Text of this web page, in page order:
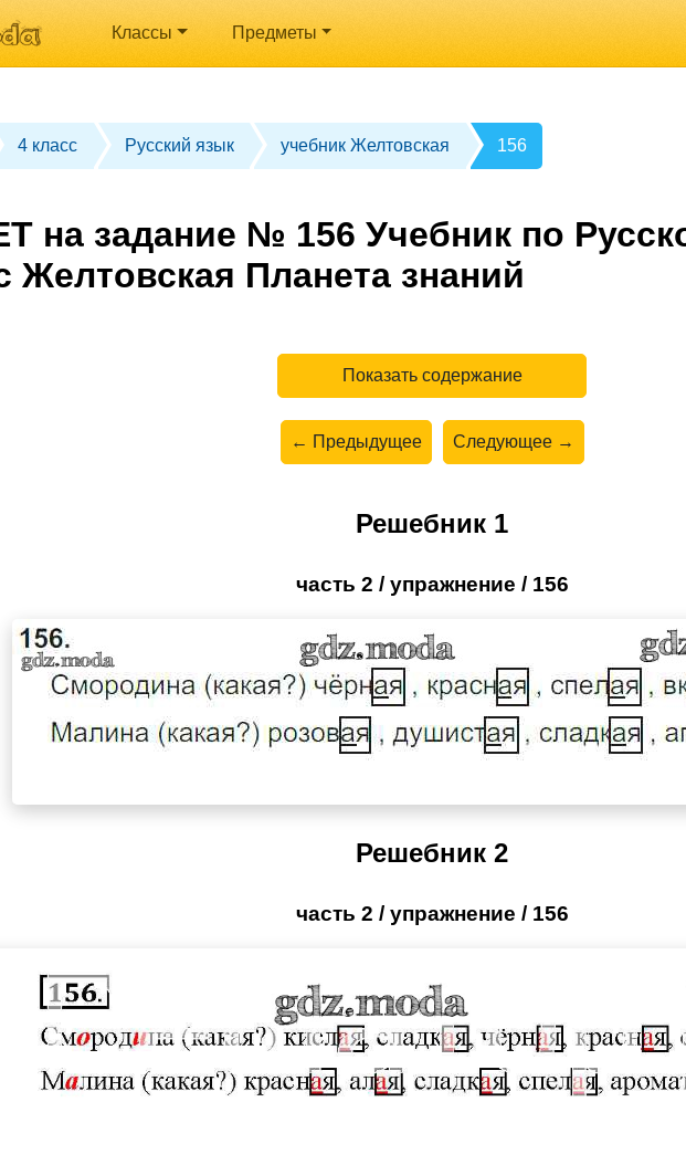
Классы Предметы
4 класс Русский язык учебник Желтовская 156
на задание № 156 Учебник по
Желтовская Планета знаний
Показать содержание
← Предыдущее Следующее →
Решебник 1
часть 2 / упражнение / 156
Решебник 2
часть 2 / упражнение / 156